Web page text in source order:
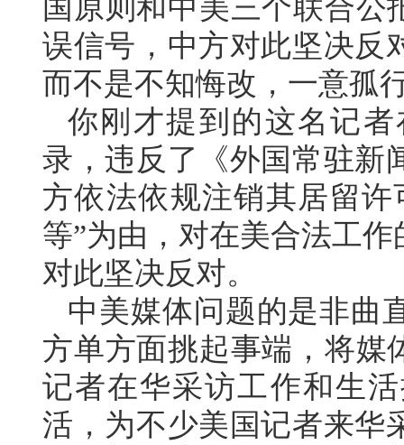
国原则和中美三个联合公
误信号，中方对此坚决反
而不是不知悔改，一意孤
你刚才提到的这名记
录，违反了《外国常驻新
方依法依规注销其居留
等”为由，对在美合法工
对此坚决反对。
中美媒体问题的是非曲
方单方面挑起事端，将媒
记者在华采访工作和生
活，为不少美国记者来华